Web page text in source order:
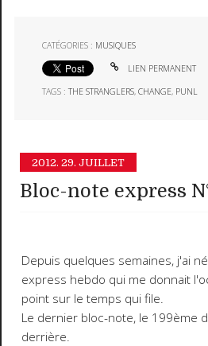
CATÉGORIES : MUSIQUES
LIEN PERMANENT
TAGS :THE STRANGLERS,CHANGE, PUNL
2012. 29. JUILLET
Bloc-note express
Depuis quelques semaines, j'ai
express hebdo qui me donnait
point sur le temps qui file.
Le dernier bloc-note, le 199ème
derrière.